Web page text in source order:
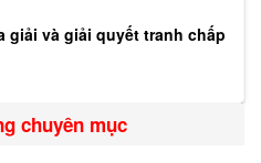
giải và giải quyết tranh chấp
chuyên mục